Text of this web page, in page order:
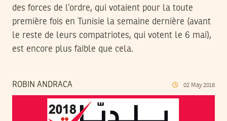
des forces de l’ordre, qui votaient pour la toute
première fois en Tunisie la semaine dernière (avant
le reste de leurs compatriotes, qui votent le 6 mai),
est encore plus faible que cela.
ROBIN ANDRACA 02 May 2018